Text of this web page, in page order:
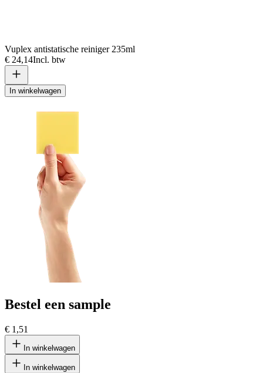
Vuplex antistatische reiniger 235ml
€ 24,14Incl. btw
In winkelwagen
Bestel een sample
€ 1,51
In winkelwagen
In winkelwagen